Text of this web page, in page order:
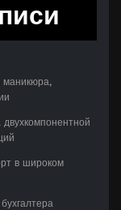
маникюра,
в широком